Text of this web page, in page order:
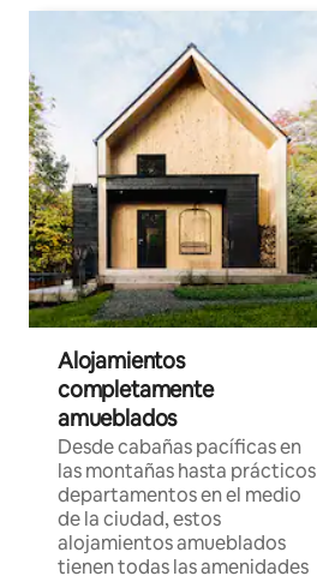
Alojamientos
completamente
amueblados
Desde cabañas pacíficas en
las montañas hasta prácticos
departamentos en el medio
de la ciudad, estos
alojamientos amueblados
tienen todas las amenidades